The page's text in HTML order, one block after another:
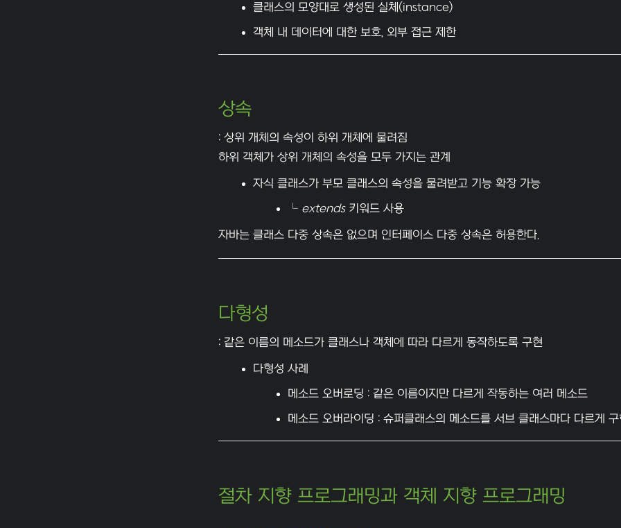
클래스의 모양대로 생성된 실체(instance)
객체 내 데이터에 대한 보호, 외부 접근 제한
상속
: 상위 개체의 속성이 하위 개체에 물려짐
하위 객체가 상위 개체의 속성을 모두 가지는 관계
자식 클래스가 부모 클래스의 속성을 물려받고 기능 확장 가능
└ extends키워드 사용
자바는 클래스 다중 상속은 없으며 인터페이스 다중 상속은 허용한다.
다형성
: 같은 이름의 메소드가 클래스나 객체에 따라 다르게 동작하도록 구현
다형성 사례
메소드 오버로딩 : 같은 이름이지만 다르게 작동하는 여러 메소드
메소드 오버라이딩 : 슈퍼클래스의 메소드를 서브 클래스마다 다르게 구
절차 지향 프로그래밍과 객체 지향 프로그래밍